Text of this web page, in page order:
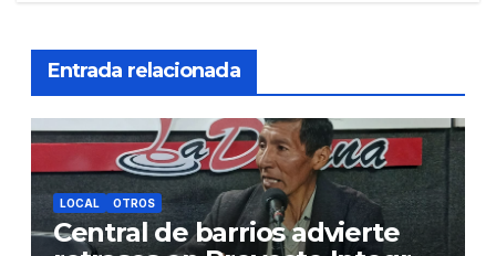
Entrada relacionada
LOCAL OTROS
Central de barrios advierte